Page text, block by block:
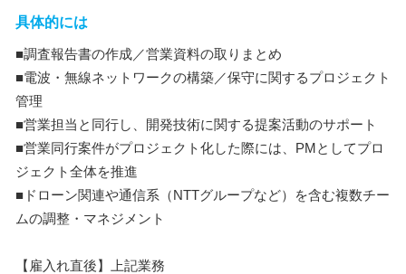
具体的には
■調査報告書の作成／営業資料の取りまとめ
■電波・無線ネットワークの構築／保守に関するプロジェクト
管理
■営業担当と同行し、開発技術に関する提案活動のサポート
■営業同行案件がプロジェクト化した際には、PMとしてプロ
ジェクト全体を推進
■ドローン関連や通信系（NTTグループなど）を含む複数チー
ムの調整・マネジメント
【雇入れ直後】上記業務